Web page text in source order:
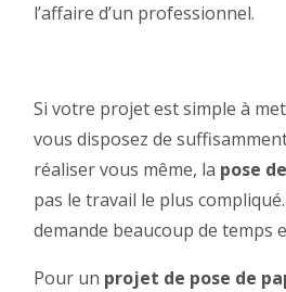
l’affaire d’un professionnel.
Si votre projet est simple à
vous disposez de
réaliser vous même, la pose
pas le travail le plus
demande beaucoup de temps
Pour un projet de pose de